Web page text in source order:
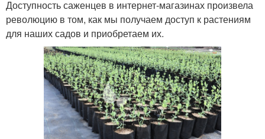
Доступность саженцев в интернет-магазинах произвела
революцию в том, как мы получаем доступ к растениям
для наших садов и приобретаем их.